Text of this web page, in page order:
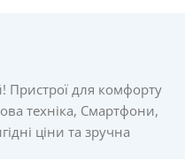
Пристрої для комфорту
техніка, Смартфони,
ціни та зручна